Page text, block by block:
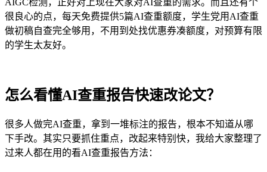
很良心的点，每天免费提供5篇AI查重额度，学生党用AI查重
做初稿自查完全够用，不用到处找优惠券凑额度，对预算有限
的学生太友好。
怎么看懂AI查重报告快速改论文？
很多人做完AI查重，拿到一堆标注的报告，根本不知道从哪
下手改。其实只要抓住重点，改起来特别快，我给大家整理了
过来人都在用的看AI查重报告方法：